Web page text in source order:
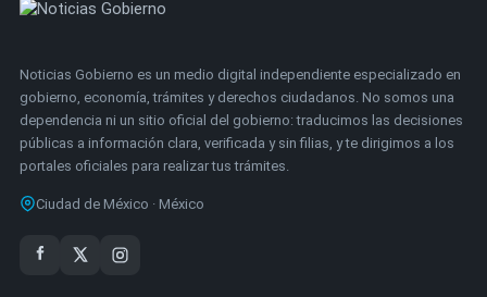
Noticias Gobierno es un medio digital independiente especializado en
gobierno, economía, trámites y derechos ciudadanos. No somos una
dependencia ni un sitio oficial del gobierno: traducimos las decisiones
públicas a información clara, verificada y sin filias, y te dirigimos a los
portales oficiales para realizar tus trámites.
Ciudad de México · México